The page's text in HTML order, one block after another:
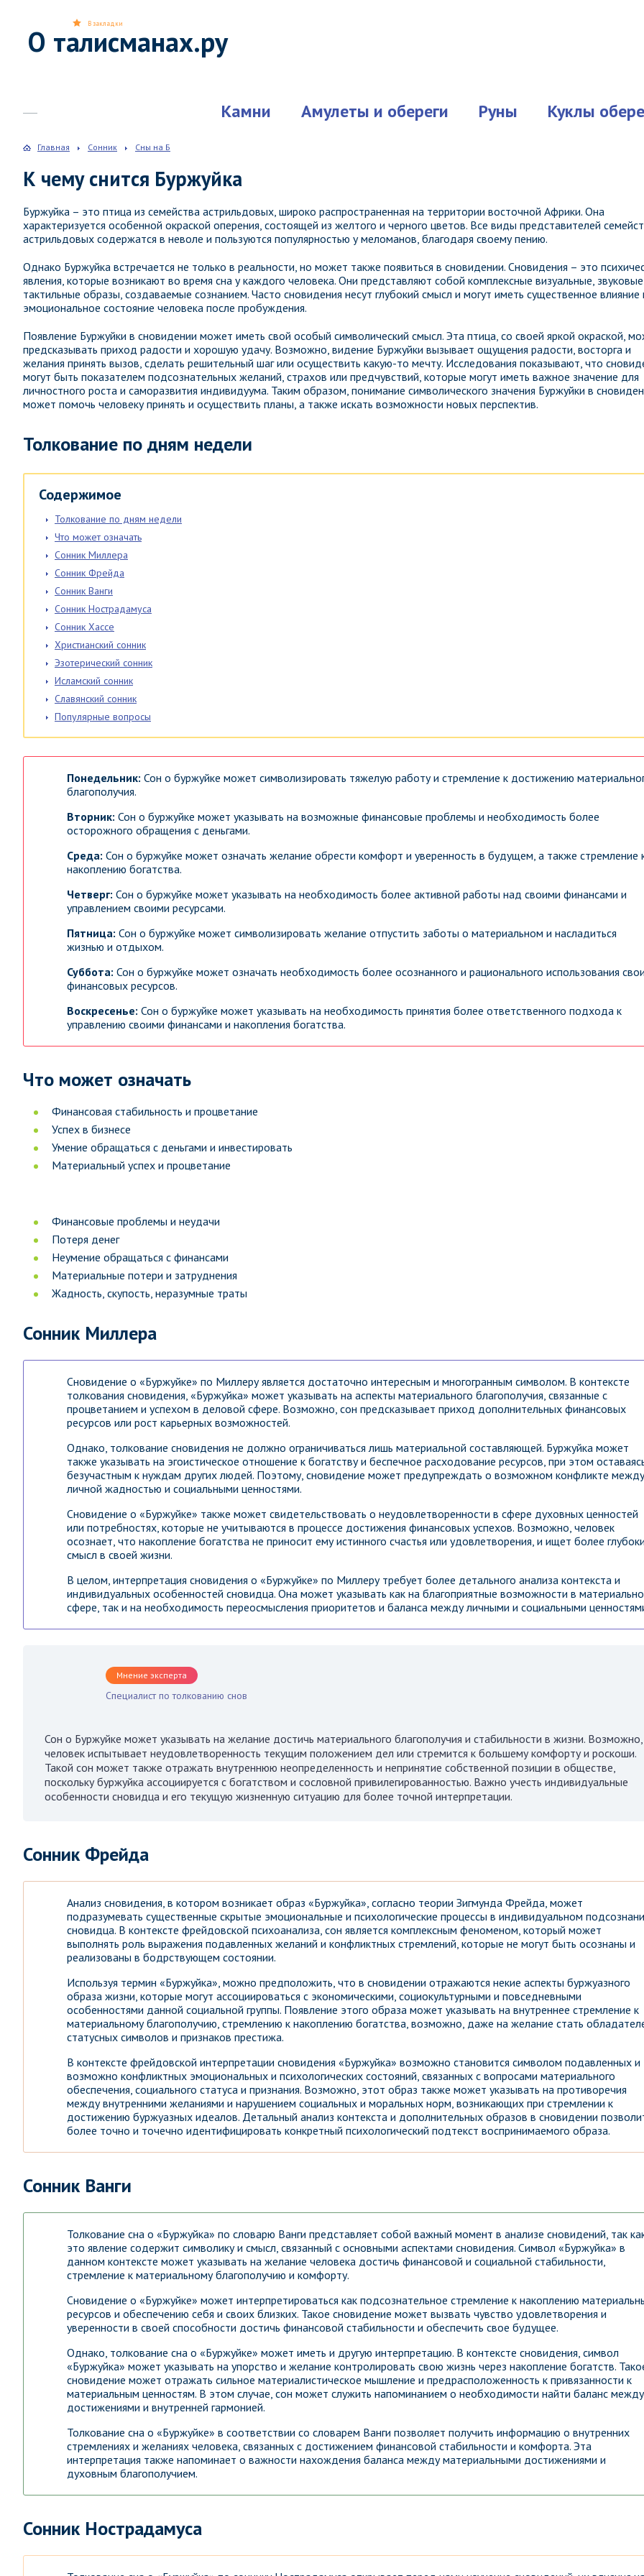
О талисманах.ру
Камни Амулеты и обереги Руны Куклы
В закладки
Главная Сонник Сны на Б
К чему снится Буржуйка
Буржуйка – это птица из семейства астрильдовых, широко распространенная на территории восточной Африки. Она
характеризуется особенной окраской оперения, состоящей из желтого и черного цветов. Все виды представителей
астрильдовых содержатся в неволе и пользуются популярностью у меломанов, благодаря своему пению.
Однако Буржуйка встречается не только в реальности, но может также появиться в сновидении. Сновидения – это
явления, которые возникают во время сна у каждого человека. Они представляют собой комплексные визуальные,
тактильные образы, создаваемые сознанием. Часто сновидения несут глубокий смысл и могут иметь существенное влияние
эмоциональное состояние человека после пробуждения.
Появление Буржуйки в сновидении может иметь свой особый символический смысл. Эта птица, со своей яркой окраской,
предсказывать приход радости и хорошую удачу. Возможно, видение Буржуйки вызывает ощущения радости, восторга и
желания принять вызов, сделать решительный шаг или осуществить какую-то мечту. Исследования показывают, что
могут быть показателем подсознательных желаний, страхов или предчувствий, которые могут иметь важное значение для
личностного роста и саморазвития индивидуума. Таким образом, понимание символического значения Буржуйки в
может помочь человеку принять и осуществить планы, а также искать возможности новых перспектив.
Толкование по дням недели
Содержимое
Толкование по дням недели
Что может означать
Сонник Миллера
Сонник Фрейда
Сонник Ванги
Сонник Нострадамуса
Сонник Хассе
Христианский сонник
Эзотерический сонник
Исламский сонник
Славянский сонник
Популярные вопросы
Понедельник: Сон о буржуйке может символизировать тяжелую работу и стремление к достижению
благополучия.
Вторник: Сон о буржуйке может указывать на возможные финансовые проблемы и необходимость более
осторожного обращения с деньгами.
Среда: Сон о буржуйке может означать желание обрести комфорт и уверенность в будущем, а также стремление
накоплению богатства.
Четверг: Сон о буржуйке может указывать на необходимость более активной работы над своими финансами и
управлением своими ресурсами.
Пятница: Сон о буржуйке может символизировать желание отпустить заботы о материальном и насладиться
жизнью и отдыхом.
Суббота: Сон о буржуйке может означать необходимость более осознанного и рационального использования
финансовых ресурсов.
Воскресенье: Сон о буржуйке может указывать на необходимость принятия более ответственного подхода к
управлению своими финансами и накопления богатства.
Что может означать
Финансовая стабильность и процветание
Успех в бизнесе
Умение обращаться с деньгами и инвестировать
Материальный успех и процветание
Финансовые проблемы и неудачи
Потеря денег
Неумение обращаться с финансами
Материальные потери и затруднения
Жадность, скупость, неразумные траты
Сонник Миллера
Сновидение о «Буржуйке» по Миллеру является достаточно интересным и многогранным символом. В контексте
толкования сновидения, «Буржуйка» может указывать на аспекты материального благополучия, связанные с
процветанием и успехом в деловой сфере. Возможно, сон предсказывает приход дополнительных финансовых
ресурсов или рост карьерных возможностей.
Однако, толкование сновидения не должно ограничиваться лишь материальной составляющей. Буржуйка может
также указывать на эгоистическое отношение к богатству и беспечное расходование ресурсов, при этом
безучастным к нуждам других людей. Поэтому, сновидение может предупреждать о возможном конфликте между
личной жадностью и социальными ценностями.
Сновидение о «Буржуйке» также может свидетельствовать о неудовлетворенности в сфере духовных ценностей
или потребностях, которые не учитываются в процессе достижения финансовых успехов. Возможно, человек
осознает, что накопление богатства не приносит ему истинного счастья или удовлетворения, и ищет более
смысл в своей жизни.
В целом, интерпретация сновидения о «Буржуйке» по Миллеру требует более детального анализа контекста и
индивидуальных особенностей сновидца. Она может указывать как на благоприятные возможности в
сфере, так и на необходимость переосмысления приоритетов и баланса между личными и социальными
Мнение эксперта
Специалист по толкованию снов
Сон о Буржуйке может указывать на желание достичь материального благополучия и стабильности в жизни. Возможно,
человек испытывает неудовлетворенность текущим положением дел или стремится к большему комфорту и роскоши.
Такой сон может также отражать внутреннюю неопределенность и непринятие собственной позиции в обществе,
поскольку буржуйка ассоциируется с богатством и сословной привилегированностью. Важно учесть индивидуальные
особенности сновидца и его текущую жизненную ситуацию для более точной интерпретации.
Сонник Фрейда
Анализ сновидения, в котором возникает образ «Буржуйка», согласно теории Зигмунда Фрейда, может
подразумевать существенные скрытые эмоциональные и психологические процессы в индивидуальном
сновидца. В контексте фрейдовской психоанализа, сон является комплексным феноменом, который может
выполнять роль выражения подавленных желаний и конфликтных стремлений, которые не могут быть осознаны и
реализованы в бодрствующем состоянии.
Используя термин «Буржуйка», можно предположить, что в сновидении отражаются некие аспекты буржуазного
образа жизни, которые могут ассоциироваться с экономическими, социокультурными и повседневными
особенностями данной социальной группы. Появление этого образа может указывать на внутреннее стремление к
материальному благополучию, стремлению к накоплению богатства, возможно, даже на желание стать
статусных символов и признаков престижа.
В контексте фрейдовской интерпретации сновидения «Буржуйка» возможно становится символом подавленных и
возможно конфликтных эмоциональных и психологических состояний, связанных с вопросами материального
обеспечения, социального статуса и признания. Возможно, этот образ также может указывать на противоречия
между внутренними желаниями и нарушением социальных и моральных норм, возникающих при стремлении к
достижению буржуазных идеалов. Детальный анализ контекста и дополнительных образов в сновидении
более точно и точечно идентифицировать конкретный психологический подтекст воспринимаемого образа.
Сонник Ванги
Толкование сна о «Буржуйка» по словарю Ванги представляет собой важный момент в анализе сновидений, так
это явление содержит символику и смысл, связанный с основными аспектами сновидения. Символ «Буржуйка» в
данном контексте может указывать на желание человека достичь финансовой и социальной стабильности,
стремление к материальному благополучию и комфорту.
Сновидение о «Буржуйке» может интерпретироваться как подсознательное стремление к накоплению
ресурсов и обеспечению себя и своих близких. Такое сновидение может вызвать чувство удовлетворения и
уверенности в своей способности достичь финансовой стабильности и обеспечить свое будущее.
Однако, толкование сна о «Буржуйке» может иметь и другую интерпретацию. В контексте сновидения, символ
«Буржуйка» может указывать на упорство и желание контролировать свою жизнь через накопление богатств.
сновидение может отражать сильное материалистическое мышление и предрасположенность к привязанности к
материальным ценностям. В этом случае, сон может служить напоминанием о необходимости найти баланс между
достижениями и внутренней гармонией.
Толкование сна о «Буржуйке» в соответствии со словарем Ванги позволяет получить информацию о внутренних
стремлениях и желаниях человека, связанных с достижением финансовой стабильности и комфорта. Эта
интерпретация также напоминает о важности нахождения баланса между материальными достижениями и
духовным благополучием.
Сонник Нострадамуса